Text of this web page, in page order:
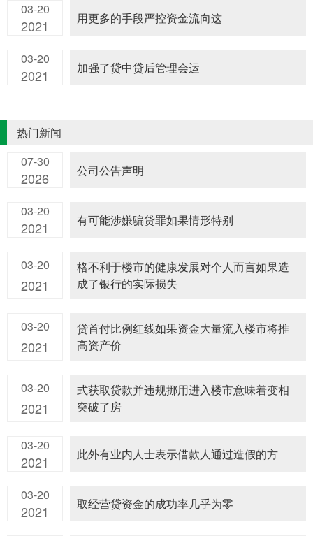
03-20
2021 用更多的手段严控资金流向这
03-20
2021 加强了贷中贷后管理会运
热门新闻
07-30
2026 公司公告声明
03-20
2021 有可能涉嫌骗贷罪如果情形特别
03-20
2021
格不利于楼市的健康发展对个人而言如果造
成了银行的实际损失
03-20
2021
贷首付比例红线如果资金大量流入楼市将推
高资产价
03-20
2021
式获取贷款并违规挪用进入楼市意味着变相
突破了房
03-20
2021 此外有业内人士表示借款人通过造假的方
03-20
2021 取经营贷资金的成功率几乎为零